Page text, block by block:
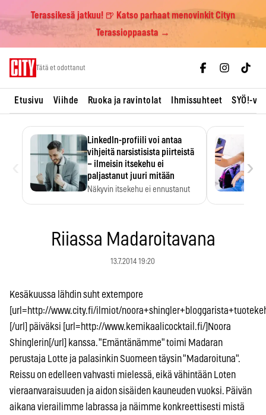
Terassikesä jatkuu! 🍺 Katso parhaat menovinkit Cityn
Terassioppaasta →
Tätä et odottanut
Etusivu Viihde Ruoka ja ravintolat Ihmissuhteet SYÖ!-
LinkedIn-profiili voi antaa
vihjeitä narsistisista piirteistä
– ilmeisin itsekehu ei
paljastanut juuri mitään
Näkyvin itsekehu ei ennustanut
›
Riiassa Madaroitavana
13.7.2014 19:20
Kesäkuussa lähdin suht extempore
[url=http://www.city.fi/ilmiot/
[/url] päiväksi [url=http://www.kemikaalicocktail.fi/]Noora
Shinglerin[/url] kanssa. "Emäntänämme" toimi Madaran
perustaja Lotte ja palasinkin Suomeen täysin "Madaroituna".
Reissu on edelleen vahvasti mielessä, eikä vähintään Loten
vieraanvaraisuuden ja aidon sisäiden kauneuden vuoksi. Päivän
aikana vierailimme labrassa ja näimme konkreettisesti mistä